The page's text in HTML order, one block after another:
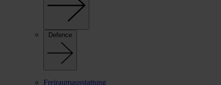
Defence
Freiraumausstattung